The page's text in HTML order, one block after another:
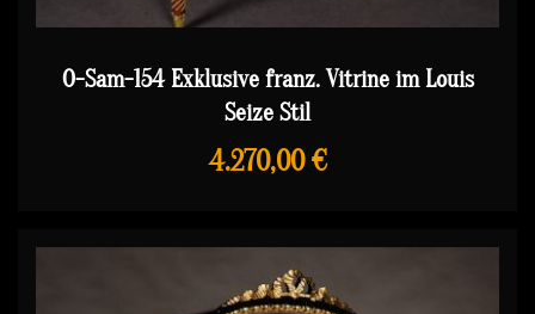
O-Sam-154 Exklusive franz. Vitrine im Louis
Seize Stil
4.270,00 €